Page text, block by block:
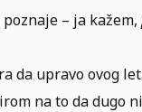
– ja kažem,
da upravo ovog
na to da dugo